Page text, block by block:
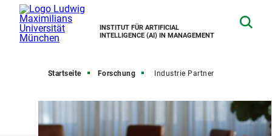
INSTITUT FÜR ARTIFICIAL
INTELLIGENCE (AI) IN MANAGEMENT
Startseite Forschung Industrie Partner